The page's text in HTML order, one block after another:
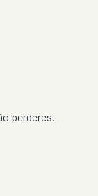
perderes.